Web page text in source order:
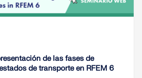
de las fases de
de transporte en RFEM 6